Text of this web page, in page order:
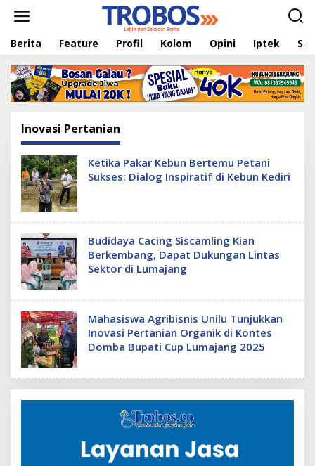
t
Berita Feature Profil Kolom Opini Iptek
Inovasi Pertanian
Ketika Pakar Kebun Bertemu Petani
Sukses: Dialog Inspiratif di Kebun Kediri
Budidaya Cacing Siscamling Kian
Berkembang, Dapat Dukungan Lintas
Sektor di Lumajang
Mahasiswa Agribisnis Unilu Tunjukkan
Inovasi Pertanian Organik di Kontes
Domba Bupati Cup Lumajang 2025